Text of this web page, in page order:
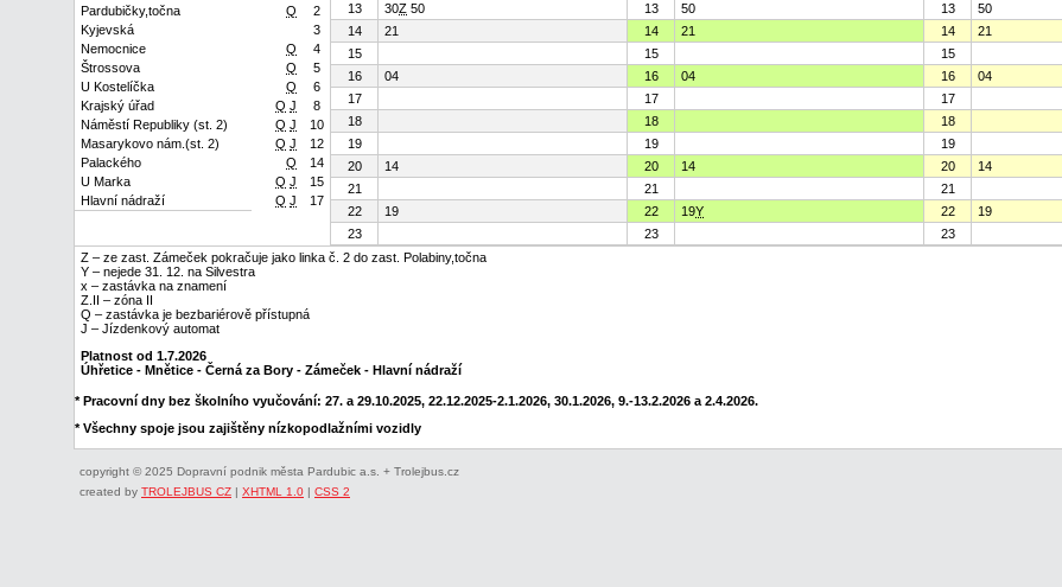
Pardubičky,točna
Q
2
Kyjevská
3
Nemocnice
Q
4
Štrossova
Q
5
U Kostelíčka
Q
6
Krajský úřad
Q J
8
Náměstí Republiky (st. 2)
Q J
10
Masarykovo nám.(st. 2)
Q J
12
Palackého
Q
14
U Marka
Q J
15
Hlavní nádraží
Q J 17
13
30Z 50 13 50 13 50
14
21 14 21 14 21
15
15 15
16
04 16 04 16 04
17
17 17
18
18 18
19
19 19
20
14 20 14 20 14
21
21 21
22
19 22 19Y 22 19
23
23 23
Z – ze zast. Zámeček pokračuje jako linka č. 2 do zast. Polabiny,točna
Y – nejede 31. 12. na Silvestra
x – zastávka na znamení
Z.II – zóna II
Q – zastávka je bezbariérově přístupná
J – Jízdenkový automat
Platnost od 1.7.2026
Úhřetice - Mnětice - Černá za Bory - Zámeček - Hlavní nádraží
* Pracovní dny bez školního vyučování: 27. a 29.10.2025, 22.12.2025-2.1.2026, 30.1.2026, 9.-13.2.2026 a 2.4.2026.
* Všechny spoje jsou zajištěny nízkopodlažními vozidly
copyright © 2025 Dopravní podnik města Pardubic a.s. + Trolejbus.cz
created by TROLEJBUS CZ | XHTML 1.0 | CSS 2